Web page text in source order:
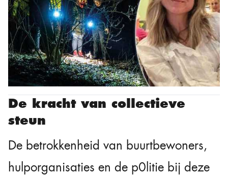
De kracht van collectieve
steun
De betrokkenheid van buurtbewoners,
hulporganisaties en de p0litie bij deze